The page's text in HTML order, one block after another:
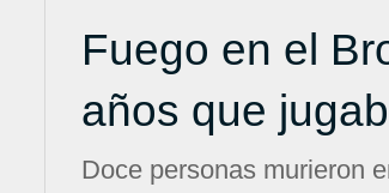
Fuego en el
años que
Doce personas murieron